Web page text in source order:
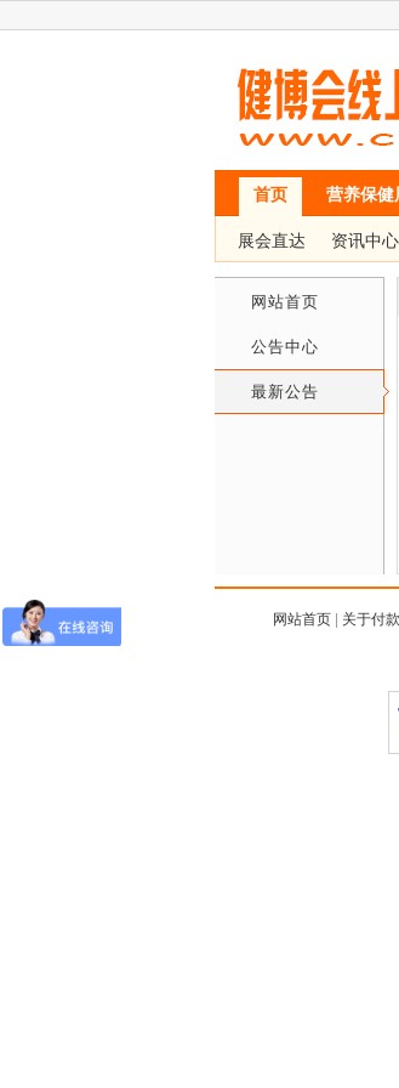
首页 营养保健
展会直达 资讯中心
网站首页
公告中心
最新公告
网站首页| 关于付款